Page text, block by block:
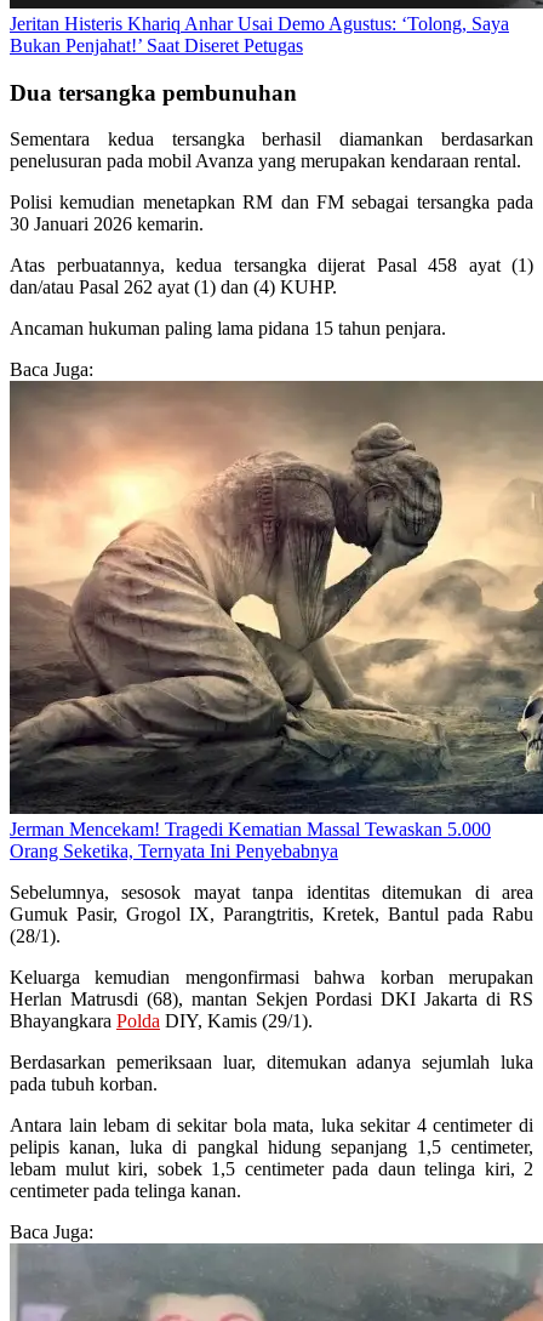
Jeritan Histeris Khariq Anhar Usai Demo Agustus: ‘Tolong, Saya
Bukan Penjahat!’ Saat Diseret Petugas
Dua tersangka pembunuhan
Sementara kedua tersangka berhasil diamankan berdasarkan
penelusuran pada mobil Avanza yang merupakan kendaraan rental.
Polisi kemudian menetapkan RM dan FM sebagai tersangka pada
30 Januari 2026 kemarin.
Atas perbuatannya, kedua tersangka dijerat Pasal 458 ayat (1)
dan/atau Pasal 262 ayat (1) dan (4) KUHP.
Ancaman hukuman paling lama pidana 15 tahun penjara.
Baca Juga:
Jerman Mencekam! Tragedi Kematian Massal Tewaskan 5.000
Orang Seketika, Ternyata Ini Penyebabnya
Sebelumnya, sesosok mayat tanpa identitas ditemukan di area
Gumuk Pasir, Grogol IX, Parangtritis, Kretek, Bantul pada Rabu
(28/1).
Keluarga kemudian mengonfirmasi bahwa korban merupakan
Herlan Matrusdi (68), mantan Sekjen Pordasi DKI Jakarta di RS
Bhayangkara Polda DIY, Kamis (29/1).
Berdasarkan pemeriksaan luar, ditemukan adanya sejumlah luka
pada tubuh korban.
Antara lain lebam di sekitar bola mata, luka sekitar 4 centimeter di
pelipis kanan, luka di pangkal hidung sepanjang 1,5 centimeter,
lebam mulut kiri, sobek 1,5 centimeter pada daun telinga kiri, 2
centimeter pada telinga kanan.
Baca Juga: